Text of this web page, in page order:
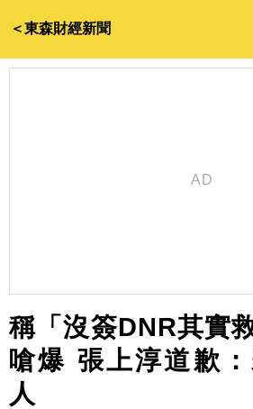
＜東森財經新聞
稱「沒簽DNR其實
嗆爆 張上淳道歉
人